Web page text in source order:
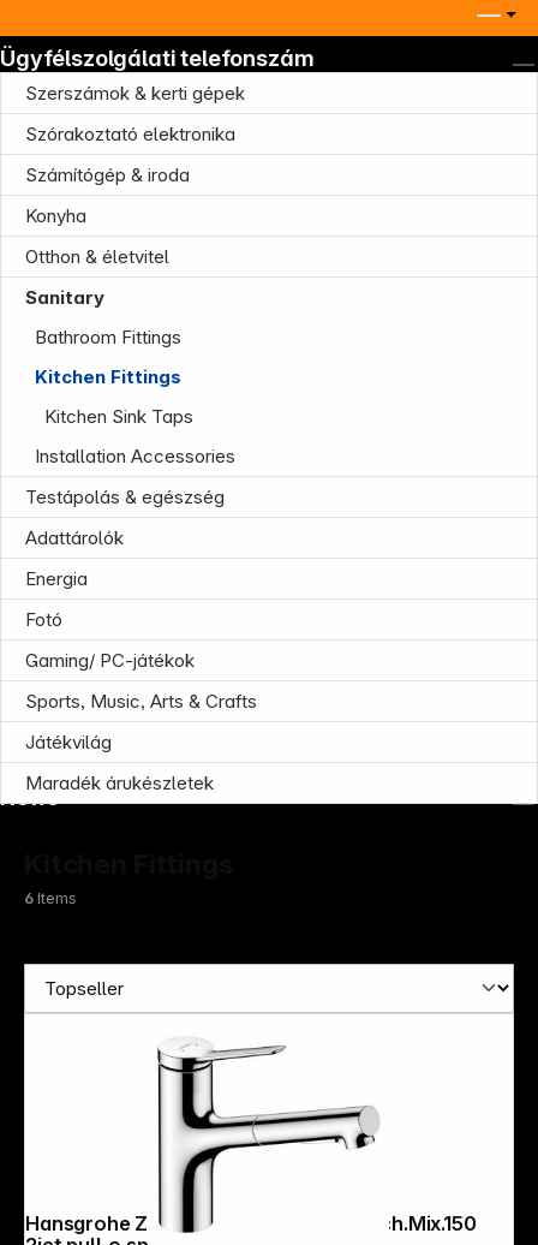
Szerszámok & kerti gépek
Szórakoztató elektronika
Számítógép & iroda
Konyha
Otthon & életvitel
Sanitary
Bathroom Fittings
Kitchen Fittings
Kitchen Sink Taps
Installation Accessories
Testápolás & egészség
Adattárolók
Energia
Fotó
Gaming/ PC-játékok
Sports, Music, Arts & Crafts
Játékvilág
Maradék árukészletek
6Items
Hansgrohe Zesis M33 Single lever Kitch.Mix.150
Ügyfélszolgálati telefonszám
Company
Infoterminal
News
Follow us on